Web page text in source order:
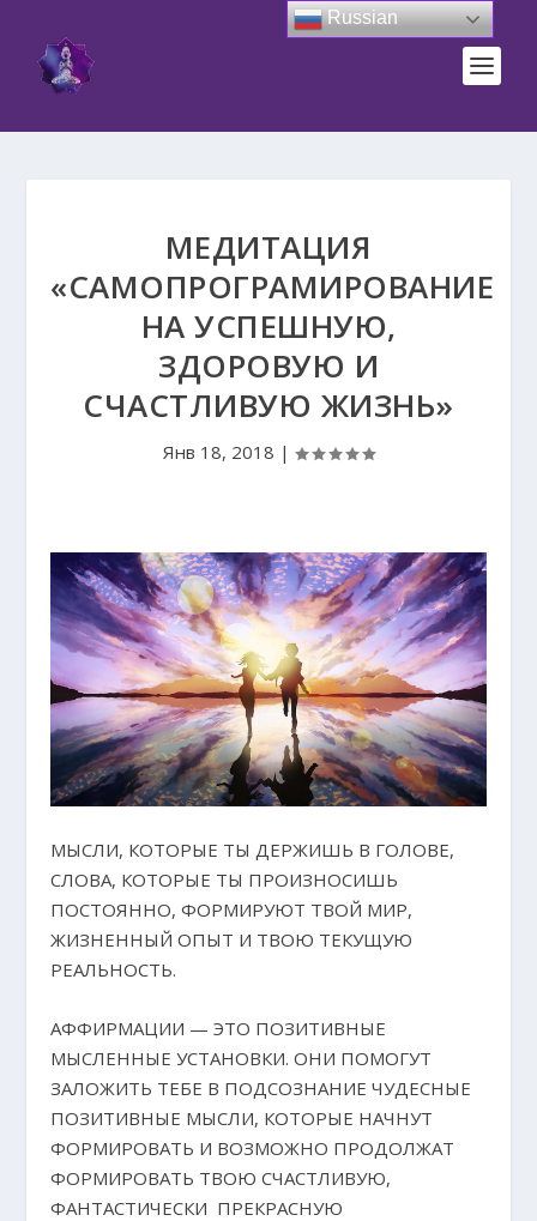
МЕДИТАЦИЯ
«САМОПРОГРАМИРОВАНИЕ
НА УСПЕШНУЮ,
ЗДОРОВУЮ И
СЧАСТЛИВУЮ ЖИЗНЬ»
Янв 18, 2018 |
МЫСЛИ, КОТОРЫЕ ТЫ ДЕРЖИШЬ В ГОЛОВЕ,
СЛОВА, КОТОРЫЕ ТЫ ПРОИЗНОСИШЬ
ПОСТОЯННО, ФОРМИРУЮТ ТВОЙ МИР,
ЖИЗНЕННЫЙ ОПЫТ И ТВОЮ ТЕКУЩУЮ
РЕАЛЬНОСТЬ.
АФФИРМАЦИИ — ЭТО ПОЗИТИВНЫЕ
МЫСЛЕННЫЕ УСТАНОВКИ. ОНИ ПОМОГУТ
ЗАЛОЖИТЬ ТЕБЕ В ПОДСОЗНАНИЕ ЧУДЕСНЫЕ
ПОЗИТИВНЫЕ МЫСЛИ, КОТОРЫЕ НАЧНУТ
ФОРМИРОВАТЬ И ВОЗМОЖНО ПРОДОЛЖАТ
ФОРМИРОВАТЬ ТВОЮ СЧАСТЛИВУЮ,
ФАНТАСТИЧЕСКИ ПРЕКРАСНУЮ
Russian